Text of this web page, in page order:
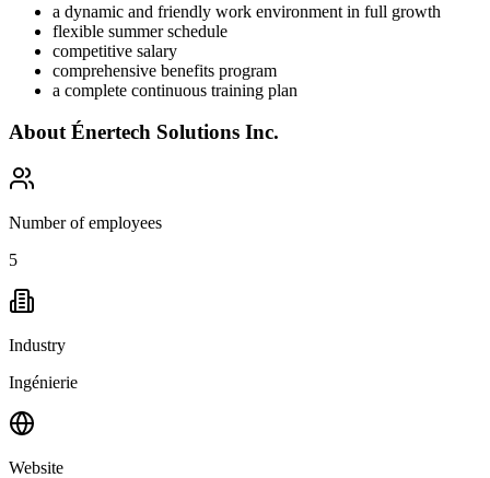
a dynamic and friendly work environment in full growth
flexible summer schedule
competitive salary
comprehensive benefits program
a complete continuous training plan
About Énertech Solutions Inc.
Number of employees
5
Industry
Ingénierie
Website